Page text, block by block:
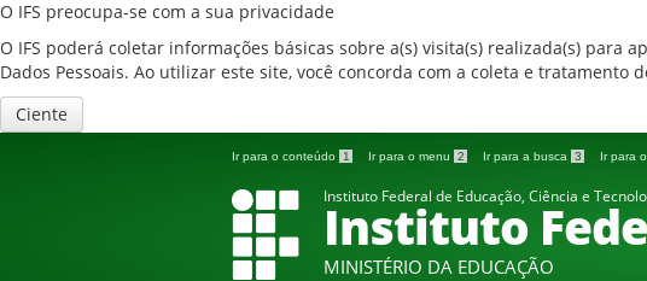
O IFS preocupa-se com a sua privacidade
O IFS poderá coletar informações básicas sobre a(s) visita(s) realizada(s)
Dados Pessoais. Ao utilizar este site, você concorda com a coleta e
Ciente
Ir para o conteúdo 1 Ir para o menu 2 Ir para a busca 3 Ir para
Instituto Federal de Educação, Ciência e
Instituto
MINISTÉRIO DA EDUCAÇÃO